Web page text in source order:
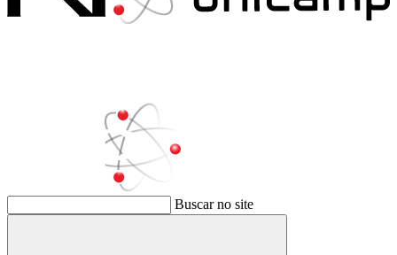
Buscar no site